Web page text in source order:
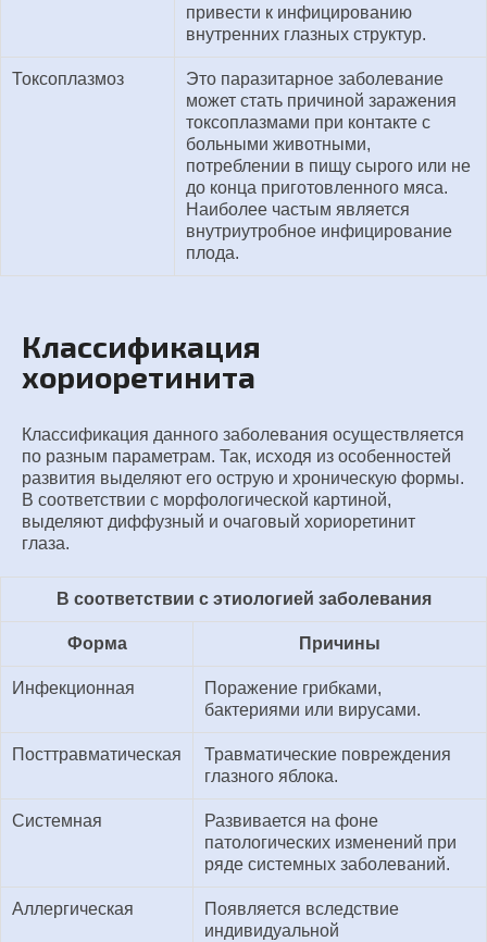
привести к инфицированию
внутренних глазных структур.
Токсоплазмоз
Это паразитарное заболевание
может стать причиной заражения
токсоплазмами при контакте с
больными животными,
потреблении в пищу сырого или не
до конца приготовленного мяса.
Наиболее частым является
внутриутробное инфицирование
плода.
Классификация
хориоретинита
Классификация данного заболевания осуществляется
по разным параметрам. Так, исходя из особенностей
развития выделяют его острую и хроническую формы.
В соответствии с морфологической картиной,
выделяют диффузный и очаговый хориоретинит
глаза.
В соответствии с этиологией заболевания
Форма Причины
Инфекционная
Поражение грибками,
бактериями или вирусами.
Посттравматическая
Травматические повреждения
глазного яблока.
Системная
Развивается на фоне
патологических изменений при
ряде системных заболеваний.
Аллергическая
Появляется вследствие
индивидуальной